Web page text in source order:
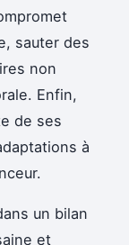
sauter des
non
Enfin,
de ses
à
un bilan
et